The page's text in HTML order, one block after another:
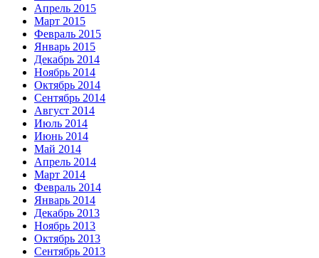
Апрель 2015
Март 2015
Февраль 2015
Январь 2015
Декабрь 2014
Ноябрь 2014
Октябрь 2014
Сентябрь 2014
Август 2014
Июль 2014
Июнь 2014
Май 2014
Апрель 2014
Март 2014
Февраль 2014
Январь 2014
Декабрь 2013
Ноябрь 2013
Октябрь 2013
Сентябрь 2013